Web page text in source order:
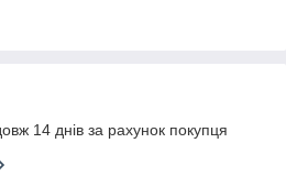
14 днів за рахунок покупця